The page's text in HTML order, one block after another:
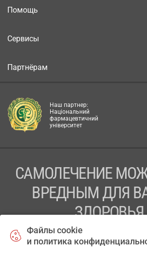
Помощь
Сервисы
Партнёрам
Наш партнер:
Національний
фармацевтичний
університет
САМОЛЕЧЕНИЕ
ВРЕДНЫМ ДЛЯ
ЗДОРОВЬЯ
ПЕРЕД ПРИМЕНЕНИЕМ
ПРОКОНСУЛЬТИРУЙТЕСЬ С
Файлы cookie
и политика